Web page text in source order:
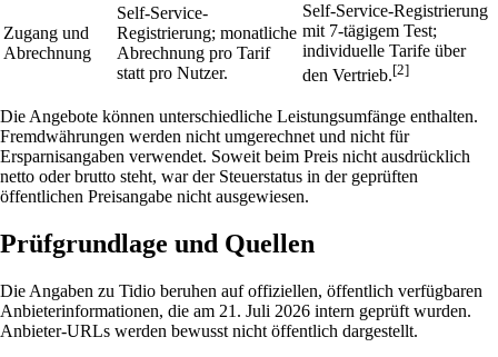
Zugang und
Abrechnung
Self-Service-
Registrierung; monatliche
Abrechnung pro Tarif
statt pro Nutzer.
Self-Service-Registrierung
mit 7-tägigem Test;
individuelle Tarife über
den Vertrieb.[2]
Die Angebote können unterschiedliche Leistungsumfänge enthalten.
Fremdwährungen werden nicht umgerechnet und nicht für
Ersparnisangaben verwendet. Soweit beim Preis nicht ausdrücklich
netto oder brutto steht, war der Steuerstatus in der geprüften
öffentlichen Preisangabe nicht ausgewiesen.
Prüfgrundlage und Quellen
Die Angaben zu Tidio beruhen auf offiziellen, öffentlich verfügbaren
Anbieterinformationen, die am 21. Juli 2026 intern geprüft wurden.
Anbieter-URLs werden bewusst nicht öffentlich dargestellt.